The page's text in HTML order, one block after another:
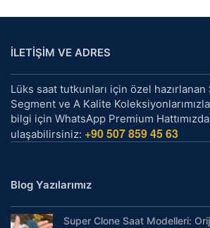
İLETİŞİM VE ADRES
Lüks saat tutkunları için özel
Segment ve A Kalite Koleksiyonlarımızla
bilgi için WhatsApp Premium
ulaşabilirsiniz: +90 507 859 45 63
Blog Yazılarımız
Super Clone Saat Modelleri: